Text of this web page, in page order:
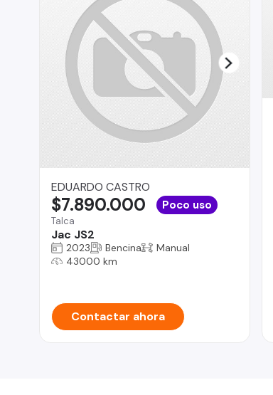
EDUARDO CASTRO
Talca
Jac JS2
$7.890.000 Poco uso
2023 Bencina
Manual
43000 km
Contactar ahora